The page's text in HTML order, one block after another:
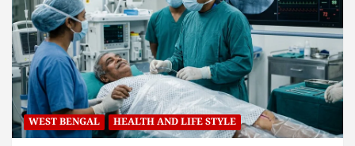
WEST BENGAL HEALTH AND LIFE STYLE